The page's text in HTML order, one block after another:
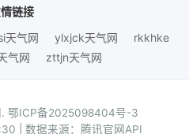
链接
天气网 ylxjck天气网
rkkhke
气网 zttjn天气网
鄂ICP备2025098404号-3
| 数据来源：腾讯官网API